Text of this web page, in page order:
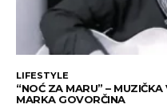
LIFESTYLE
“NOĆ ZA MARU” –
MARKA GOVORČINA